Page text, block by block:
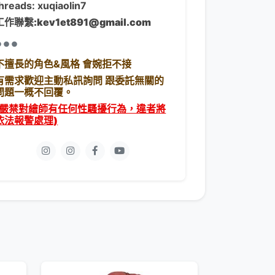
xuqiaolin7
作聯繫:kev1et891@gmail.com
擅長的角色&風格 會婉拒不接
需求歡迎主動私訊詢問 跟委託無關的
題一概不回覆。
禁對繪師有任何性騷擾行為，違者將
法報警處理)